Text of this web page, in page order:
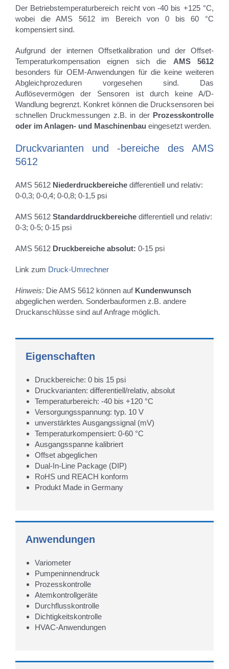
Der Betriebstemperaturbereich reicht von -40 bis +125 °C,
wobei die AMS 5612 im Bereich von 0 bis 60 °C
kompensiert sind.
Aufgrund der internen Offsetkalibration und der Offset-
Temperaturkompensation eignen sich die AMS 5612
besonders für OEM-Anwendungen für die keine weiteren
Abgleich­prozeduren vorgesehen sind. Das
Auflösevermögen der Sensoren ist durch keine A/D-
Wandlung begrenzt. Konkret können die Drucksensoren bei
schnellen Druckmessungen z.B. in der Prozesskontrolle
oder im Anlagen- und Maschinenbaueingesetzt werden.
Druckvarianten und -bereiche des AMS
5612
AMS 5612 Niederdruckbereichedifferentiell und relativ:
0-0,3; 0-0,4; 0-0,8; 0-1,5 psi
AMS 5612 Standarddruckbereichedifferentiell und relativ:
0-3; 0-5; 0-15 psi
AMS 5612 Druckbereiche absolut: 0-15 psi
Link zum Druck-Umrechner
Hinweis:Die AMS 5612 können auf Kundenwunsch
abgeglichen werden. Sonderbauformen z.B. andere
Druckanschlüsse sind auf Anfrage möglich.
Eigenschaften
Druckbereiche: 0 bis 15 psi
Druckvarianten: differentiell/relativ, absolut
Temperaturbereich: -40 bis +120 °C
Versorgungsspannung: typ. 10 V
unverstärktes Ausgangssignal (mV)
Temperaturkompensiert: 0-60 °C
Ausgangsspanne kalibriert
Offset abgeglichen
Dual-In-Line Package (DIP)
RoHS und REACH konform
Produkt Made in Germany
Anwendungen
Variometer
Pumpeninnendruck
Prozesskontrolle
Atemkontrollgeräte
Durchflusskontrolle
Dichtigkeitskontrolle
HVAC-Anwendungen